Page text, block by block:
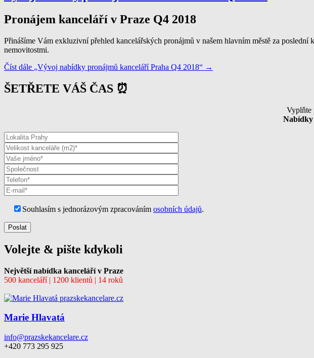
Pronájem kanceláří v Praze Q4 2018
Přinášíme Vám exkluzivní přehled kancelářských pronájmů v našem hlavním městě za
nemovitostmi.
Číst dále „Vývoj nabídky pronájmů kanceláří Praha Q4 2018“ →
ŠETŘETE VÁŠ ČAS ⏰
Vyplňte
Nabídky
Souhlasím s jednorázovým zpracováním osobních údajů.
Volejte & pište kdykoli
Největší nabídka kanceláří v Praze
500 kanceláří | 1200 klientů | 14 roků
Marie Hlavatá
info@prazskekancelare.cz
+420 773 295 925